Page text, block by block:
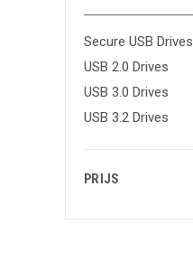
Secure USB Drives
USB 2.0 Drives
USB 3.0 Drives
USB 3.2 Drives
PRIJS